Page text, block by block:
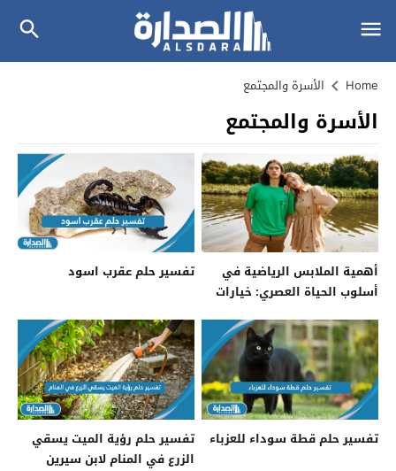
Home الأسرة والمجتمع
الأسرة والمجتمع
أهمية الملابس الرياضية في
أسلوب الحياة العصري: خيارات
تفسير حلم عقرب اسود
تفسير حلم قطة سوداء للعزباء
تفسير حلم رؤية الميت يسقي
الزرع في المنام لابن سيرين